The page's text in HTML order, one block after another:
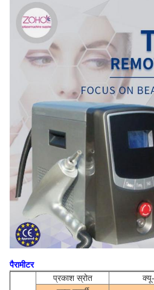
पैरामीटर
प्रकाश स्रोत